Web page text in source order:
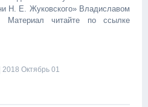
Н. Е. Жуковского» Владиславом
Материал читайте по ссылке
2018 Октябрь 01